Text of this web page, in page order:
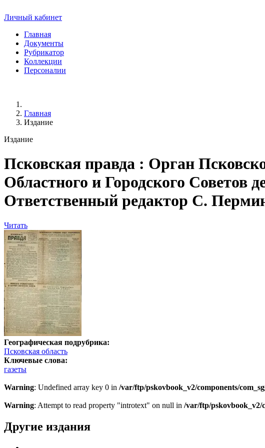
Личный кабинет
Главная
Документы
Рубрикатор
Коллекции
Персоналии
Главная
Издание
Издание
Псковская правда : Орган
Областного и Городского Советов
Ответственный редактор С.
Читать
Географическая подрубрика:
Псковская область
Ключевые слова:
газеты
Warning: Undefined array key 0 in /var/ftp/pskovbook_v2/components/
Warning: Attempt to read property "introtext" on null in /var/ftp/pskovbook_v2/
Другие издания